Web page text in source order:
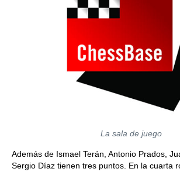
La sala de juego
Además de Ismael Terán, Antonio Prados,
Sergio Díaz tienen tres puntos. En la cuarta